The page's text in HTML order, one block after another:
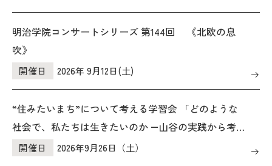
明治学院コンサートシリーズ 第144回 《北欧の息
吹》
開催日 2026年 9月12日(土)
“住みたいまち”について考える学習会 「どのような
社会で、私たちは生きたいのか ―山谷の実践から考
える、孤立をこえたつながり―」 のご案内
開催日 2026年9月26日（土）